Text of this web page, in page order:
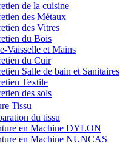
de la cuisine
des Métaux
des Vitres
du Bois
Vaisselle et Mains
du Cuir
Salle de bain et Sanitaires
Textile
des sols
Tissu
du tissu
en Machine DYLON
en Machine NUNCAS